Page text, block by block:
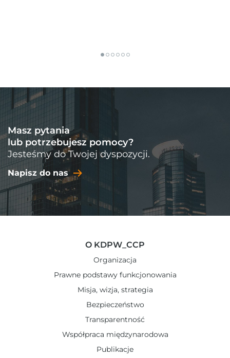
Masz pytania
lub potrzebujesz pomocy?
Jesteśmy do Twojej dyspozycji.
Napisz do nas
O KDPW_CCP
Organizacja
Prawne podstawy funkcjonowania
Misja, wizja, strategia
Bezpieczeństwo
Transparentność
Współpraca międzynarodowa
Publikacje